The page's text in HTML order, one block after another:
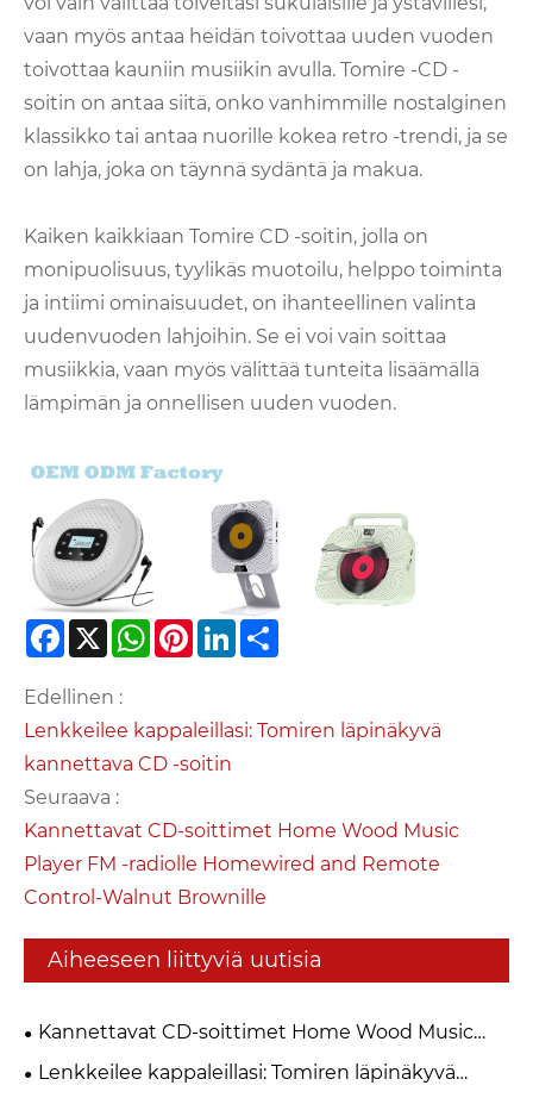
vaan myös antaa heidän toivottaa uuden vuoden
toivottaa kauniin musiikin avulla. Tomire -CD -
soitin on antaa siitä, onko vanhimmille nostalginen
klassikko tai antaa nuorille kokea retro -trendi, ja se
on lahja, joka on täynnä sydäntä ja makua.
Kaiken kaikkiaan Tomire CD -soitin, jolla on
monipuolisuus, tyylikäs muotoilu, helppo toiminta
ja intiimi ominaisuudet, on ihanteellinen valinta
uudenvuoden lahjoihin. Se ei voi vain soittaa
musiikkia, vaan myös välittää tunteita lisäämällä
lämpimän ja onnellisen uuden vuoden.
Facebook
X WhatsApp
PinterestLinkedIn
Edellinen :
Lenkkeilee kappaleillasi: Tomiren läpinäkyvä
kannettava CD -soitin
Seuraava :
Kannettavat CD-soittimet Home Wood Music
Player FM -radiolle Homewired and Remote
Control-Walnut Brownille
Aiheeseen liittyviä uutisia
Kannettavat CD-soittimet Home Wood Music
Player FM -radiolle Homewired and Remote
Control-Walnut Brownille
Lenkkeilee kappaleillasi: Tomiren läpinäkyvä